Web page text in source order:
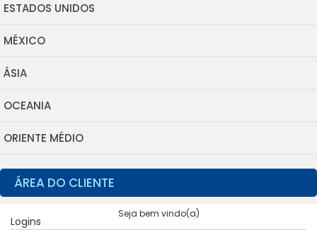
ESTADOS UNIDOS
MÉXICO
ÁSIA
OCEANIA
ORIENTE MÉDIO
ÁREA DO CLIENTE
Seja bem vindo(a)
Logins